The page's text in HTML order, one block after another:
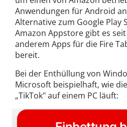
Anwendungen für Android
Alternative zum Google Play
Amazon Appstore gibt es
anderem Apps für die Fire
bereit.
Bei der Enthüllung von
Microsoft beispielhaft, wie
„TikTok" auf einem PC läuft: